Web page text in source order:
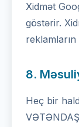
Xidmət
göstərir.
reklamların
8.
Heç bir